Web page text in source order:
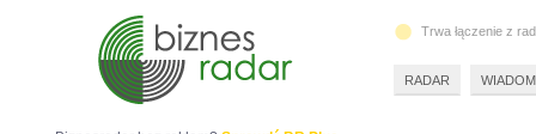
Trwa łączenie z
RADAR